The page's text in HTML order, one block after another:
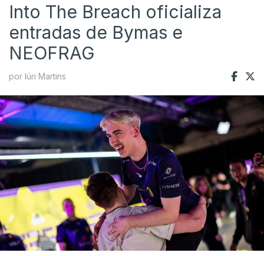
Into The Breach oficializa
entradas de Bymas e
NEOFRAG
por Iúri Martins